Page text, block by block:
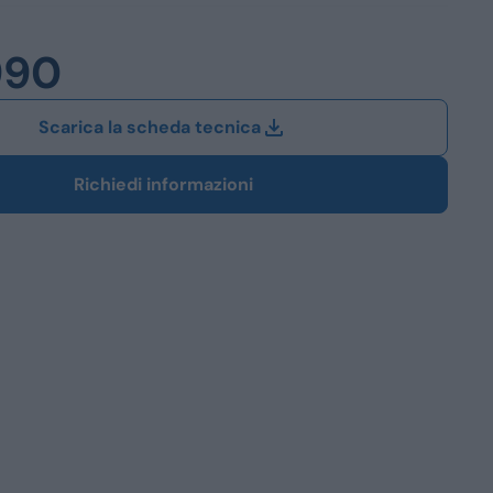
Scarica la scheda tecnica
Richiedi informazioni